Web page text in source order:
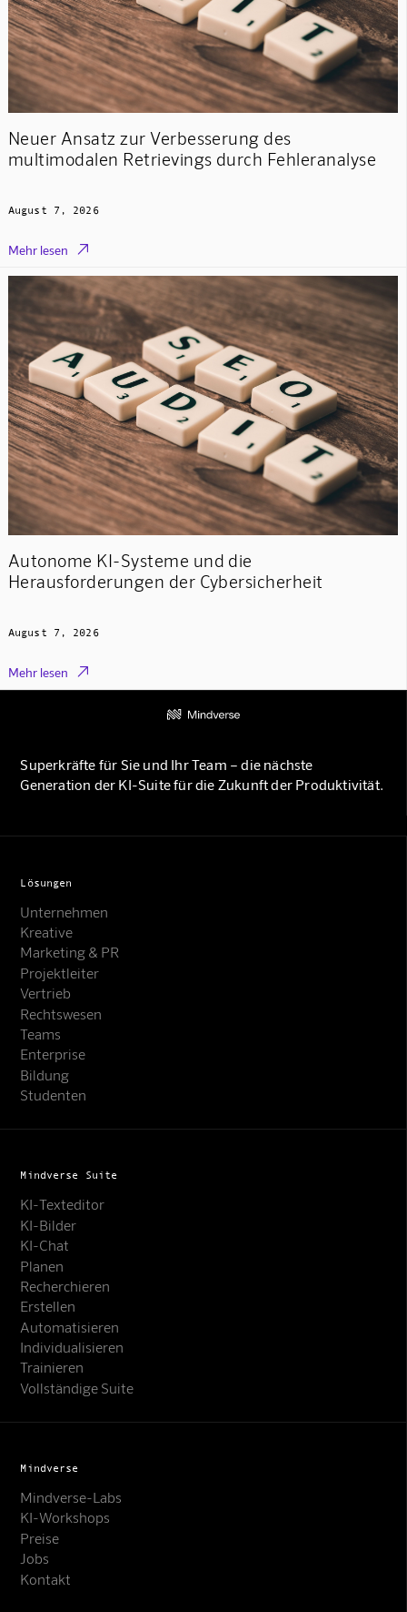
Neuer Ansatz zur Verbesserung des
multimodalen Retrievings durch Fehleranalyse
August 7, 2026
Mehr lesen 
Autonome KI-Systeme und die
Herausforderungen der Cybersicherheit
August 7, 2026
Mehr lesen 
Superkräfte für Sie und Ihr Team – die nächste
Generation der KI-Suite für die Zukunft der Produktivität.
Lösungen
Unternehmen
Kreative
Marketing & PR
Projektleiter
Vertrieb
Rechtswesen
Teams
Enterprise
Bildung
Studenten
Mindverse Suite
KI-Texteditor
KI-Bilder
KI-Chat
Planen
Recherchieren
Erstellen
Automatisieren
Individualisieren
Trainieren
Vollständige Suite
Mindverse
Mindverse-Labs
KI-Workshops
Preise
Jobs
Kontakt